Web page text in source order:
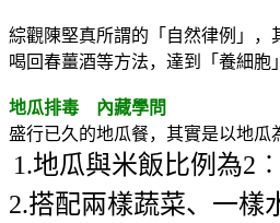
綜觀陳堅真所謂的「自然律例」，
喝回春薑酒等方法，達到「養細胞
地瓜排毒 內藏學問
盛行已久的地瓜餐，其實是以地瓜
1.地瓜與米飯比例為2 ︰
2.搭配兩樣蔬菜、一樣